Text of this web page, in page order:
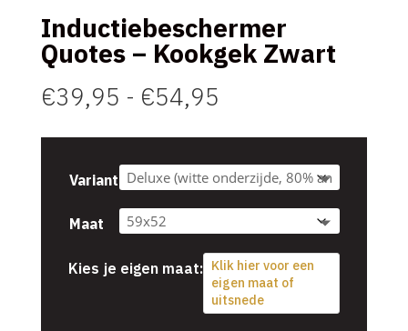
Inductiebeschermer
Quotes – Kookgek Zwart
€39,95 - €54,95
€54,95
Variant
Maat
Kies je eigen maat: Klik hier voor een
eigen maat of
uitsnede